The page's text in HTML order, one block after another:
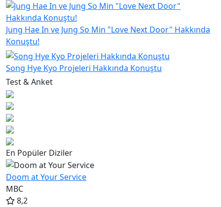
Jung Hae In ve Jung So Min "Love Next Door" Hakkında
Konuştu!
Song Hye Kyo Projeleri Hakkında Konuştu
Test & Anket
En Popüler Diziler
Doom at Your Service
MBC
8,2